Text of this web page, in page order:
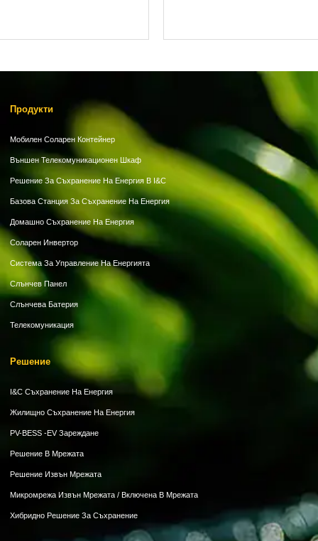
Продукти
Мобилен Соларен Контейнер
Външен Телекомуникационен Шкаф
Решение За Съхранение На Енергия В I&C
Базова Станция За Съхранение На Енергия
Домашно Съхранение На Енергия
Соларен Инвертор
Система За Управление На Енергията
Слънчев Панел
Слънчева Батерия
Телекомуникация
Решение
I&C Съхранение На Енергия
Жилищно Съхранение На Енергия
PV-BESS -EV Зареждане
Решение В Мрежата
Решение Извън Мрежата
Микромрежа Извън Мрежата / Включена В Мрежата
Хибридно Решение За Съхранение